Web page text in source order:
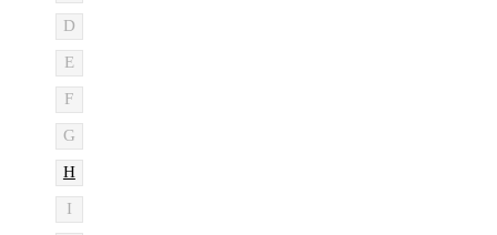
D
E
F
G
H
I